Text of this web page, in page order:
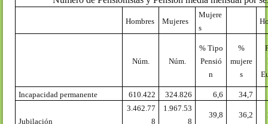
Hombres Mujeres
Mujere
s
Núm. Núm.
% Tipo
Pensió
n
%
mujere
s
Incapacidad permanente 610.422 324.826 6,6 34,7
Jubilación
3.462.77
8
1.967.53
8
39,8 36,2